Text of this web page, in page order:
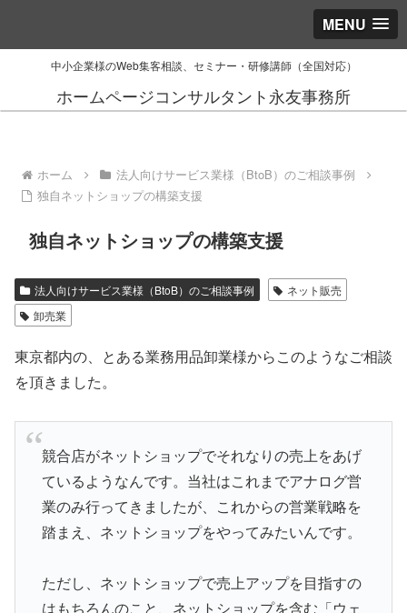
MENU
中小企業様のWeb集客相談、セミナー・研修講師（全国対応）
ホームページコンサルタント永友事務所
ホーム
法人向けサービス業様（BtoB）のご相談事例
独自ネットショップの構築支援
独自ネットショップの構築支援
法人向けサービス業様（BtoB）のご相談事例
ネット販売
卸売業
東京都内の、とある業務用品卸業様からこのようなご相談
を頂きました。
競合店がネットショップでそれなりの売上をあげ
ているようなんです。当社はこれまでアナログ営
業のみ行ってきましたが、これからの営業戦略を
踏まえ、ネットショップをやってみたいんです。
ただし、ネットショップで売上アップを目指すの
はもちろんのこと、ネットショップを含む「ウェ